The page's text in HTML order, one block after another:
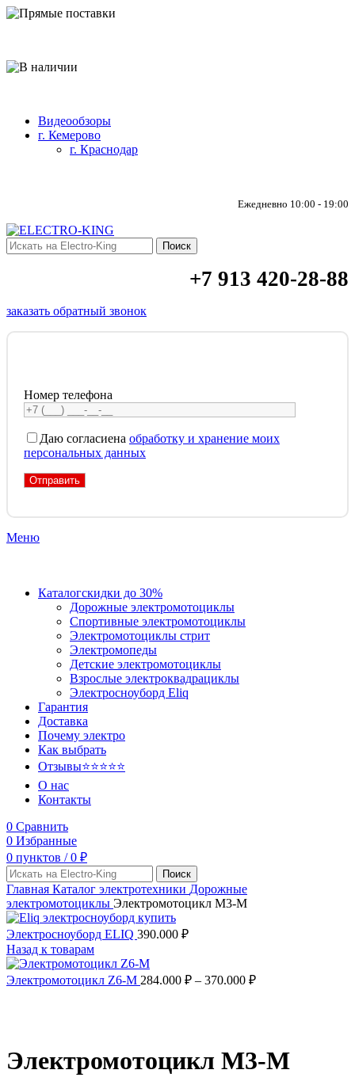
Видеообзоры
г. Кемерово
г. Краснодар
Ежедневно 10:00 - 19:00
Поиск
+7 913 420-28-88
заказать обратный звонок
Номер телефона
Даю согласиена обработку и хранение моих
персональных данных
Меню
Каталогскидки до 30%
Дорожные электромотоциклы
Спортивные электромотоциклы
Электромотоциклы стрит
Электромопеды
Детские электромотоциклы
Взрослые электроквадрациклы
Электросноуборд Eliq
Гарантия
Доставка
Почему электро
Как выбрать
Отзывы⭐⭐⭐⭐⭐
О нас
Контакты
0 Сравнить
0 Избранные
0 пунктов / 0 ₽
Поиск
Главная Каталог электротехники Дорожные
электромотоциклы Электромотоцикл М3-М
Электросноуборд ELIQ 390.000 ₽
Назад к товарам
Электромотоцикл Z6-M 284.000 ₽ – 370.000 ₽
Электромотоцикл М3-М